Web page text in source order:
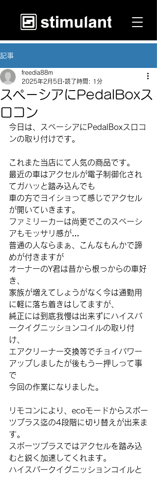
記事
スペーシアにPedalBoxス
ロコン
freedia88m
2025年2月5日 読了時間: 1分
今日は、スペーシアにPedalBoxスロコ
ンの取り付けです。
これまた当店にて人気の商品です。
最近の車はアクセルが電子制御化され
てガハッと踏み込んでも
車の方でヨイショって感じでアクセル
が開いていきます。
ファミリーカーは尚更でこのスペーシ
アもモッサリ感が…
普通の人ならまぁ、こんなもんかで諦
めが付きますが
オーナーのY君は昔から根っからの車好
き、
家族が増えてしょうがなく今は通勤用
に軽に落ち着きはしてますが、
純正には到底我慢は出来ずにハイスパ
ークイグニッションコイルの取り付
け、
エアクリーナー交換等でチョイパワー
アップしましたが後もう一押しって事
で
今回の作業になりました。
リモコンにより、ecoモードからスポー
ツプラス迄の4段階に切り替えが出来ま
す。
スポーツプラスではアクセルを踏み込
むと鋭く加速してくれます。
ハイスパークイグニッションコイルと